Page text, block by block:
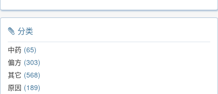
分类
中药 65
偏方 303
其它 568
原因 189